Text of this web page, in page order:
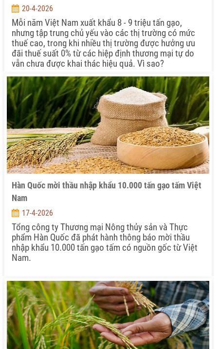
20-4-2026
Mỗi năm Việt Nam xuất khẩu 8 - 9 triệu tấn gạo,
nhưng tập trung chủ yếu vào các thị trường có mức
thuế cao, trong khi nhiều thị trường được hưởng ưu
đãi thuế suất 0% từ các hiệp định thương mại tự do
vẫn chưa được khai thác hiệu quả. Vì sao?
Hàn Quốc mời thầu nhập khẩu 10.000 tấn gạo tấm Việt
Nam
17-4-2026
Tổng công ty Thương mại Nông thủy sản và Thực
phẩm Hàn Quốc đã phát hành thông báo mời thầu
nhập khẩu 10.000 tấn gạo tấm có nguồn gốc từ Việt
Nam.